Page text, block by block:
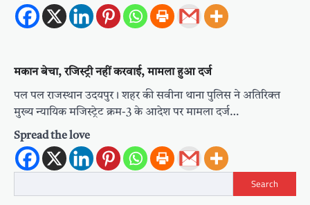
मकान बेचा, रजिस्ट्री नहीं करवाई, मामला हुआ दर्ज
पल पल राजस्थान उदयपुर। शहर की सवीना थाना पुलिस ने अतिरिक्त
मुख्य न्यायिक मजिस्ट्रेट क्रम-3 के आदेश पर मामला दर्ज…
Spread the love
Search